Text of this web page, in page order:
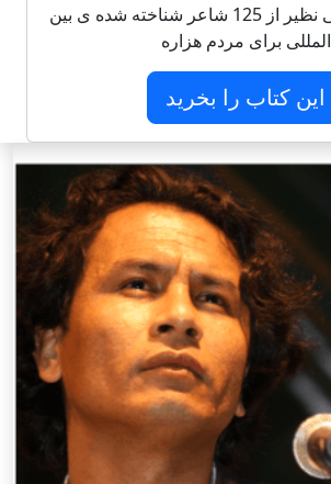
مجموعه شعر بی نظیر از 125 شاعر شناخته شده ی بین
المللی برای مردم هزاره
این کتاب را بخرید